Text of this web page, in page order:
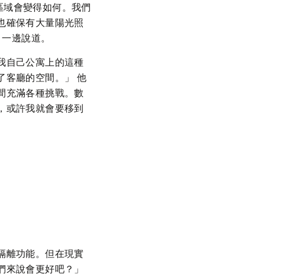
會變得如何。我們
確保有大量陽光照
邊說道。
自己公寓上的這種
客廳的空間。」 他
充滿各種挑戰。數
或許我就會要移到
離功能。但在現實
說會更好吧？」